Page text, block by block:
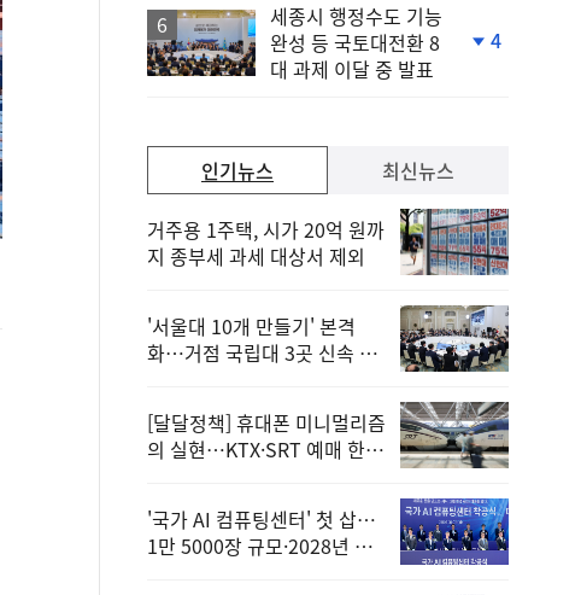
세종시 행정수도 기능
완성 등 국토대전환 8
대 과제 이달 중 발표
4
인기뉴스
거주용 1주택, 시가 20억 원까
지 종부세 과세 대상서 제외
'서울대 10개 만들기' 본격
화…거점 국립대 3곳 신속 선
[달달정책] 휴대폰 미니멀리즘
의 실현…KTX·SRT 예매 한
'국가 AI 컴퓨팅센터' 첫 삽…
1만 5000장 규모·2028년 완
최신뉴스